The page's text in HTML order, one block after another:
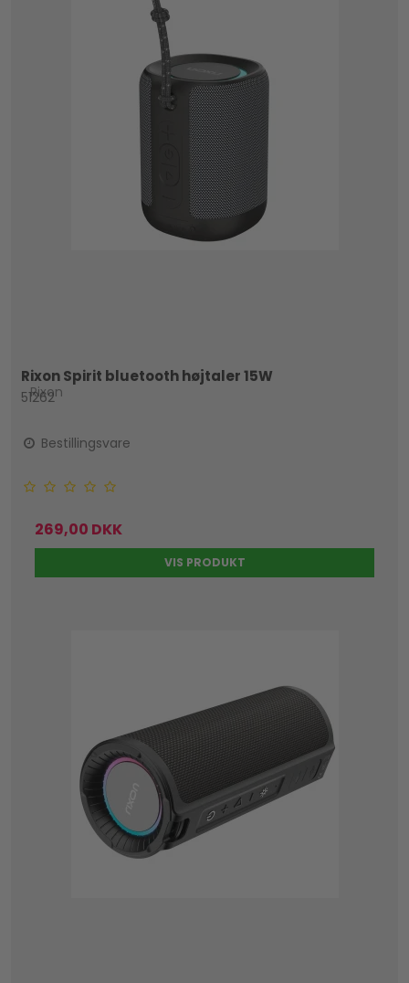
Rixon Spirit bluetooth højtaler 15W
Rixon
51262
Bestillingsvare
269,00 DKK
VIS PRODUKT